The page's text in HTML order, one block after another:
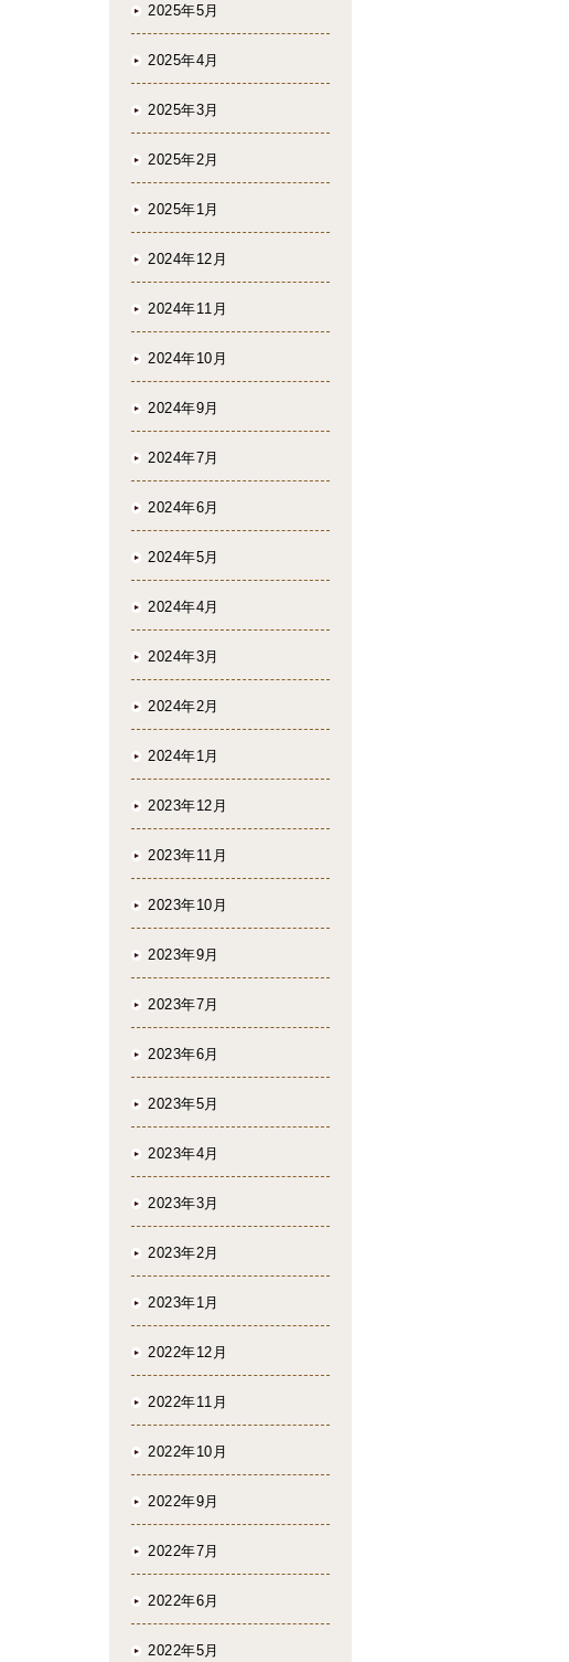
2025年5月
2025年4月
2025年3月
2025年2月
2025年1月
2024年12月
2024年11月
2024年10月
2024年9月
2024年7月
2024年6月
2024年5月
2024年4月
2024年3月
2024年2月
2024年1月
2023年12月
2023年11月
2023年10月
2023年9月
2023年7月
2023年6月
2023年5月
2023年4月
2023年3月
2023年2月
2023年1月
2022年12月
2022年11月
2022年10月
2022年9月
2022年7月
2022年6月
2022年5月